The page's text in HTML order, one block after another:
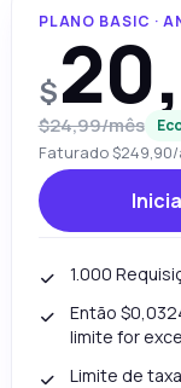
PLANO BASIC ·
$
$24,99/mês
Faturado $249,90/
1.000
Então
limite for
Limite de